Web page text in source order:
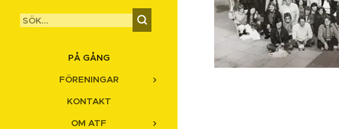
PÅ GÅNG
FÖRENINGAR
KONTAKT
OM ATF